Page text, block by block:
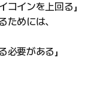
インを上回る」
ためには、
要がある」